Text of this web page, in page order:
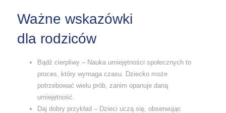
Ważne wskazówki
dla rodziców
Bądź cierpliwy – Nauka umiejętności społecznych to
proces, który wymaga czasu. Dziecko może
potrzebować wielu prób, zanim opanuje daną
umiejętność.
Daj dobry przykład – Dzieci uczą się, obserwując